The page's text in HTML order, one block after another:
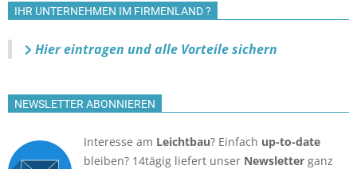
IHR UNTERNEHMEN IM FIRMENLAND ?
Hier eintragen und alle Vorteile sichern
NEWSLETTER ABONNIEREN
Interesse am Leichtbau? Einfach up-to-date
bleiben? 14tägig liefert unser Newsletter ganz